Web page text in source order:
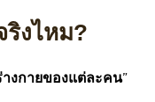
ริงไหม?
งกายของแต่ละคน”